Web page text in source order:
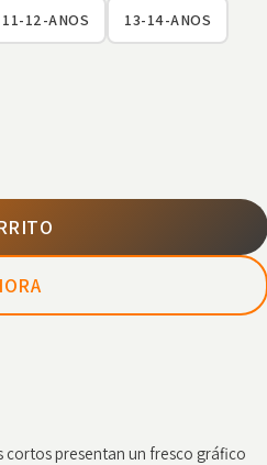
11-12-ANOS 13-14-ANOS
cortos presentan un fresco gráfico